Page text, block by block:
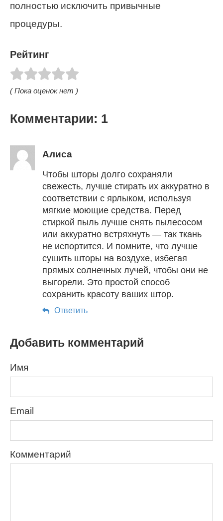
полностью исключить привычные
процедуры.
Рейтинг
( Пока оценок нет )
Комментарии: 1
Алиса
Чтобы шторы долго сохраняли
свежесть, лучше стирать их аккуратно в
соответствии с ярлыком, используя
мягкие моющие средства. Перед
стиркой пыль лучше снять пылесосом
или аккуратно встряхнуть — так ткань
не испортится. И помните, что лучше
сушить шторы на воздухе, избегая
прямых солнечных лучей, чтобы они не
выгорели. Это простой способ
сохранить красоту ваших штор.
Ответить
Добавить комментарий
Имя
Email
Комментарий